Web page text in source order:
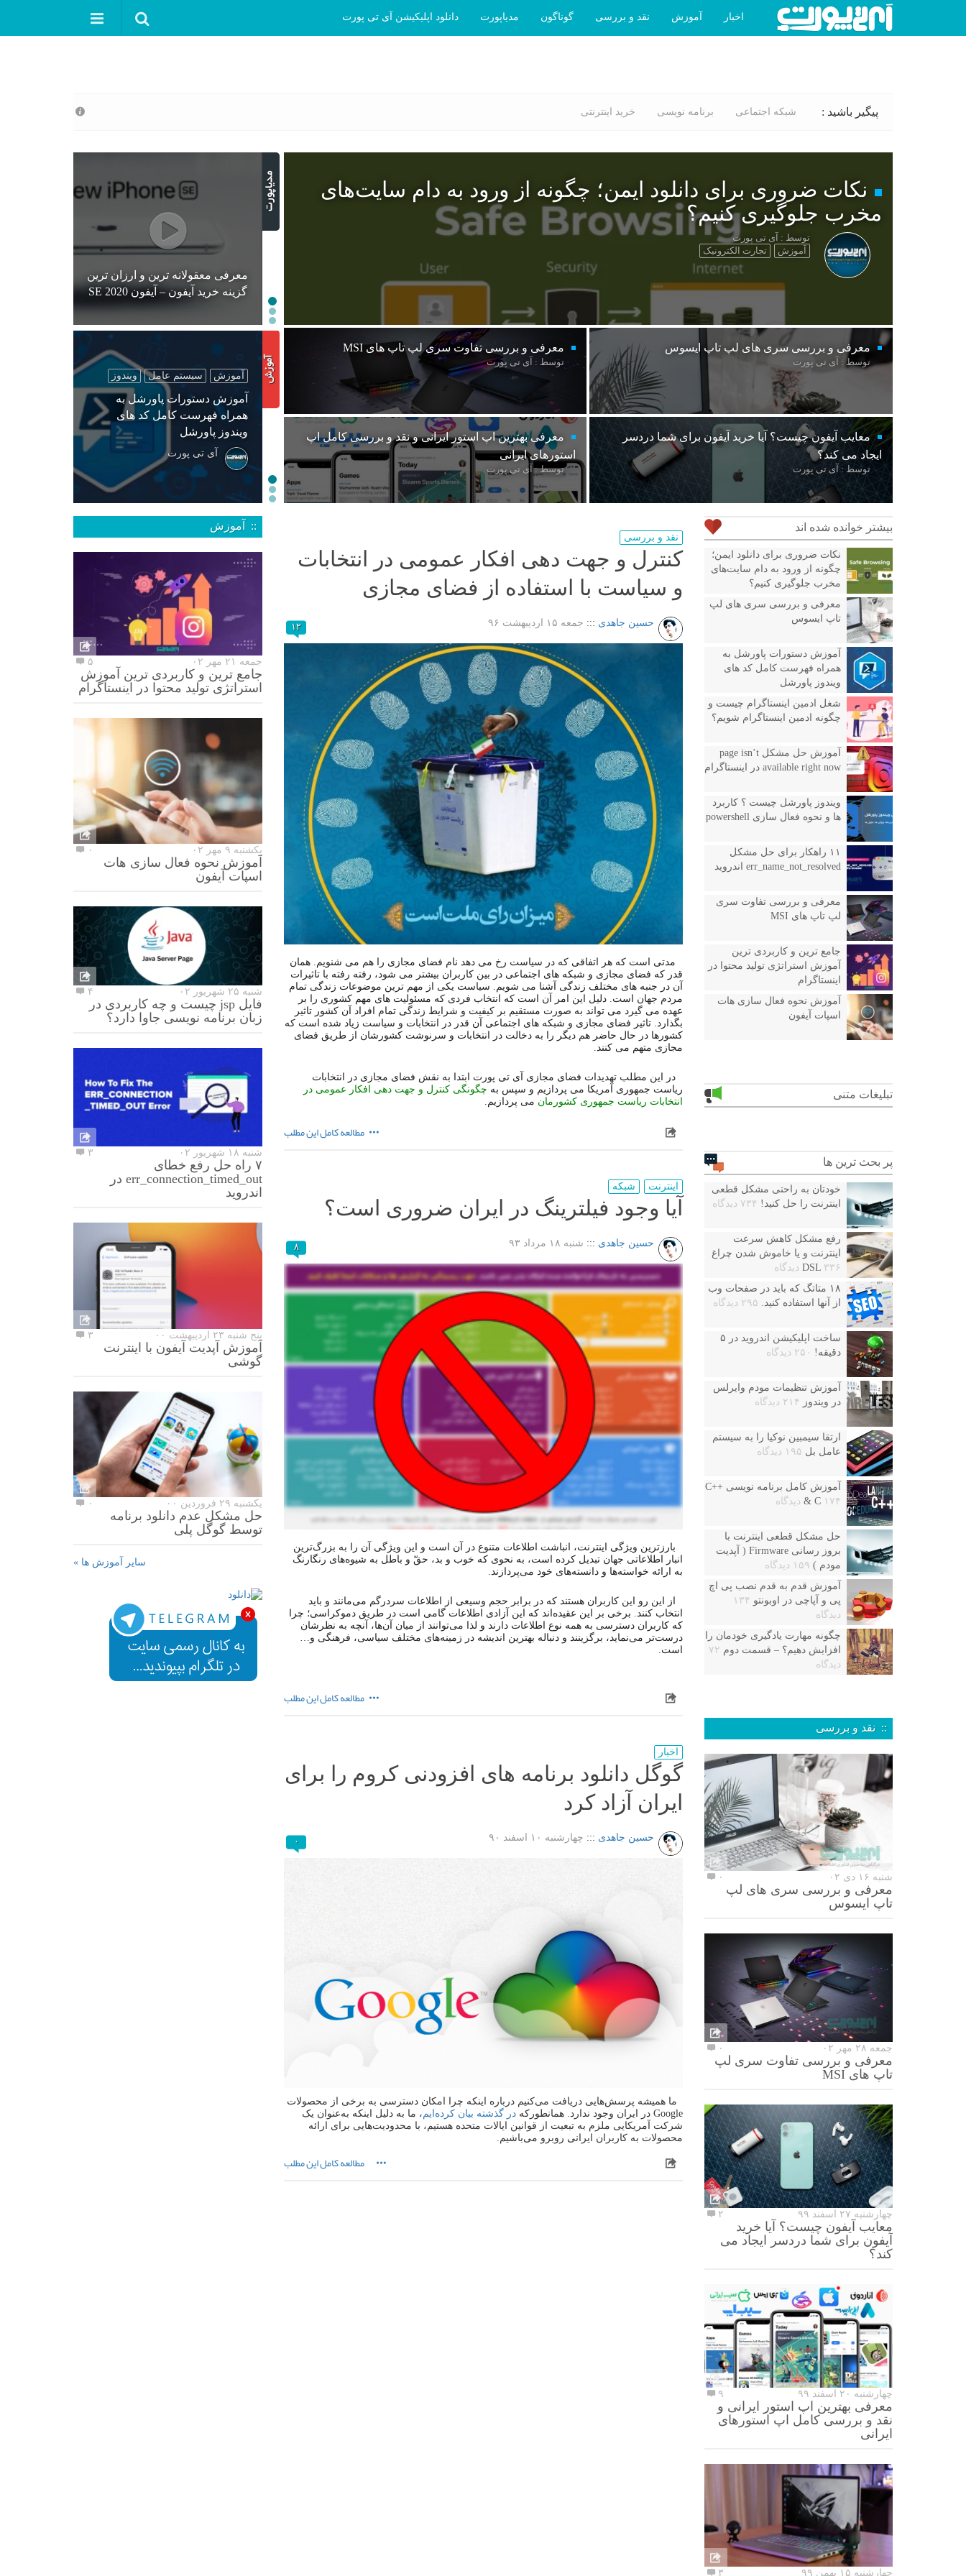
اخبار آموزش نقد و بررسی گوناگون مدیاپورت دانلود اپلیکیشن آی تی پورت
پیگیر باشید : شبکه اجتماعی برنامه نویسی خرید اینترنتی
نکات ضروری برای دانلود ایمن؛ چگونه از ورود به دام سایت‌های
مخرب جلوگیری کنیم؟
توسط : آی تی پورت
آموزش
تجارت الکترونیک
معرفی و بررسی سری های لپ تاپ ایسوس
توسط : آی تی پورت
معرفی و بررسی تفاوت سری لپ تاپ های MSI
توسط : آی تی پورت
معایب آیفون چیست؟ آیا خرید آیفون برای شما دردسر
ایجاد می کند؟
توسط : آی تی پورت
معرفی بهترین اپ استور ایرانی و نقد و بررسی کامل اپ
استورهای ایرانی
توسط : آی تی پورت
معرفی معقولانه ترین و ارزان ترین
گزینه خرید آیفون – آیفون SE 2020
آموزش سیستم عامل ویندوز
آموزش دستورات پاورشل به
همراه فهرست کامل کد های
ویندوز پاورشل
آی تی پورت
نقد و بررسی
کنترل و جهت دهی افکار عمومی در انتخابات
و سیاست با استفاده از فضای مجازی
حسین جاهدی ::: جمعه ۱۵ اردیبهشت ۹۶ ۱۲
مدتی است که هر اتفاقی که در سیاست رخ می دهد نام فضای مجازی را هم می شنویم.همان
قدر که فضای مجازی و شبکه های اجتماعی در بین کاربران بیشتر می شود، رفته رفته با تاثیرات
آن در جنبه های مختلف زندگی آشنا می شویم. سیاست یکی از مهم ترین موضوعات زندگی تمام
مردم جهان است.دلیل این امر آن است که انتخاب فردی که مسئولیت های مهم کشوری را
بر
عهده می گیرد می تواند به صورت مستقیم بر کیفیت و شرایط زندگی تمام افراد آن کشور تاثیر
بگذارد.تاثیر فضای مجازی و شبکه های اجتماعی آن قدر در انتخابات و سیاست زیاد شده است که
کشورها در حال حاضر هم دیگر را به دخالت در انتخابات و سرنوشت کشورشان از طریق فضای
مجازی متهم می کنند.
در این مطلب تهدیدات فضای مجازی آی تی پورت ابتدا به نقش فضای مجازی در
انتخابات
ریاست جمهوری آمریکا می پردازیم و سپس به چگونگی کنترل و جهت دهی افکار عمومی در
انتخابات ریاست جمهوری کشورمان می پردازیم.
مطالعه کامل این مطلب
اینترنت شبکه
آیا وجود فیلترینگ در ایران ضروری است؟
حسین جاهدی ::: شنبه ۱۸ مرداد ۹۳ ۸
بارزترین ویژگی اینترنت، انباشت اطلاعات متنوع در آن است و این ویژگی آن را به بزرگ‌ترین
انبار اطلاعاتی جهان تبدیل کرده است، به نحوی که خوب و بد، حقّ و باطل به شیوه‌های رنگارنگ
به ارائه خواسته‌ها و دانسته‌های خود می‌پردازند.
از این رو این کاربران هستند که در برابر حجم وسیعی از اطلاعات سردرگم می‌مانند و باید
انتخاب کنند. برخی بر این عقیده‌اند که این آزادی اطلاعات گامی است در طریق دموکراسی؛ چرا
که کاربران دسترسی به همه نوع اطلاعات دارند و لذا می‌توانند از میان آن‌ها، آنچه به نظرشان
درست‌تر می‌نماید، برگزینند و دنباله بهترین اندیشه در زمینه‌های مختلف سیاسی، فرهنگی و…
است.
مطالعه کامل این مطلب
اخبار
گوگل دانلود برنامه های افزودنی کروم را برای
ایران آزاد کرد
حسین جاهدی ::: چهارشنبه ۱۰ اسفند ۹۰ ۰
ما همیشه پرسش‌هایی دریافت می‌کنیم درباره اینکه چرا امکان دسترسی به برخی از محصولات
Google در ایران وجود ندارد. همانطورکه
در گذشته بیان کرده‌ایم، ما به دلیل اینکه به‌عنوان یک
شرکت آمریکایی ملزم به تبعیت از قوانین ایالات متحده هستیم، با محدودیت‌هایی برای ارائه
محصولات به کاربران ایرانی روبرو می‌باشیم.
مطالعه کامل این مطلب
بیشتر خوانده شده اند
نکات ضروری برای دانلود ایمن؛
چگونه از ورود به دام سایت‌های
مخرب جلوگیری کنیم؟
معرفی و بررسی سری های لپ
تاپ ایسوس
آموزش دستورات پاورشل به
همراه فهرست کامل کد های
ویندوز پاورشل
شغل ادمین اینستاگرام چیست و
چگونه ادمین اینستاگرام شویم؟
آموزش حل مشکل page isn’t
available right now در اینستاگرام
ویندوز پاورشل چیست ؟ کاربرد
ها و نحوه فعال سازی powershell
۱۱ راهکار برای حل مشکل
err_name_not_resolved اندروید
معرفی و بررسی تفاوت سری
لپ تاپ های MSI
جامع ترین و کاربردی ترین
آموزش استراتژی تولید محتوا در
اینستاگرام
آموزش نحوه فعال سازی هات
اسپات آیفون
تبلیغات متنی
پر بحث ترین ها
خودتان به راحتی مشکل قطعی
اینترنت را حل کنید! ۷۳۴ دیدگاه
رفع مشکل کاهش سرعت
اینترنت و یا خاموش شدن چراغ
DSL ۳۳۶ دیدگاه
۱۸ متاتگ که باید در صفحات وب
از آنها استفاده کنید. ۲۹۵ دیدگاه
ساخت اپلیکیشن اندروید در ۵
دقیقه! ۲۵۰ دیدگاه
آموزش تنظیمات مودم وایرلس
در ویندوز
۲۱۴ دیدگاه
ارتقا سیمبین نوکیا را به سیستم
عامل بل ۱۹۵ دیدگاه
آموزش کامل برنامه نویسی ++C
& C ۱۷۴ دیدگاه
حل مشکل قطعی اینترنت با
بروز رسانی Firmware ( آپدیت
مودم ) ۱۵۹ دیدگاه
آموزش قدم به قدم نصب پی اچ
پی و آپاچی در اوبونتو ۱۳۴
دیدگاه
چگونه مهارت یادگیری خودمان را
افزایش دهیم؟ – قسمت دوم ۷۲
دیدگاه
:: نقد و بررسی
شنبه ۱۶ دی ۰۲ ۰
معرفی و بررسی سری های لپ
تاپ ایسوس
جمعه ۲۸ مهر ۰۲ ۰
معرفی و بررسی تفاوت سری لپ
تاپ های MSI
چهارشنبه ۲۷ اسفند ۹۹ ۲
معایب آیفون چیست؟ آیا خرید
آیفون برای شما دردسر ایجاد می
کند؟
چهارشنبه ۲۰ اسفند ۹۹ ۹
معرفی بهترین اپ استور ایرانی و
نقد و بررسی کامل اپ استورهای
ایرانی
چهارشنبه ۱۵ بهمن ۹۹ ۳
:: آموزش
جمعه ۲۱ مهر ۰۲ ۵
جامع ترین و کاربردی ترین آموزش
استراتژی تولید محتوا در اینستاگرام
یکشنبه ۹ مهر ۰۲ ۰
آموزش نحوه فعال سازی هات
اسپات آیفون
شنبه ۲۵ شهریور ۰۲ ۴
فایل jsp چیست و چه کاربردی در
زبان برنامه نویسی جاوا دارد؟
شنبه ۱۸ شهریور ۰۲ ۳
۷ راه حل رفع خطای
err_connection_timed_out در
اندروید
پنج شنبه ۲۳ اردیبهشت ۰۰ ۳
آموزش آپدیت آیفون با اینترنت
گوشی
یکشنبه ۲۹ فروردین ۰۰ ۰
حل مشکل عدم دانلود برنامه
توسط گوگل پلی
سایر آموزش ها »